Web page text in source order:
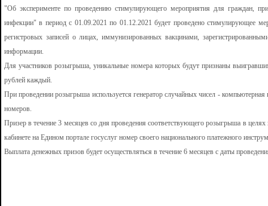
"Об эксперименте по проведению стимулирующего мероприятия для граждан,
инфекции" в период с 01.09.2021 по 01.12.2021 будет проведено стимулирующее
регистровых записей о лицах, иммунизированных вакцинами,
информации.
Для участников розыгрыша, уникальные номера которых будут признаны
рублей каждый.
При проведении розыгрыша используется генератор случайных чисел -
номеров.
Призер в течение 3 месяцев со дня проведения соответствующего розыгрыша в
кабинете на Едином портале госуслуг номер своего национального платежного
Выплата денежных призов будет осуществляться в течение 6 месяцев с даты